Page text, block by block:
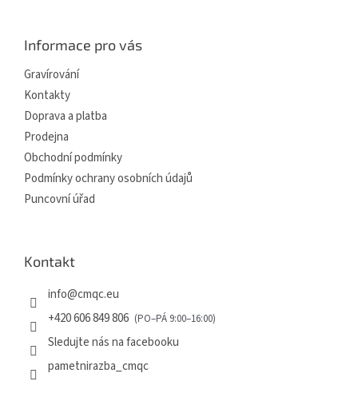
Informace pro vás
Gravírování
Kontakty
Doprava a platba
Prodejna
Obchodní podmínky
Podmínky ochrany osobních údajů
Puncovní úřad
Kontakt
info@cmqc.eu
+420 606 849 806
Sledujte nás na facebooku
pametnirazba_cmqc